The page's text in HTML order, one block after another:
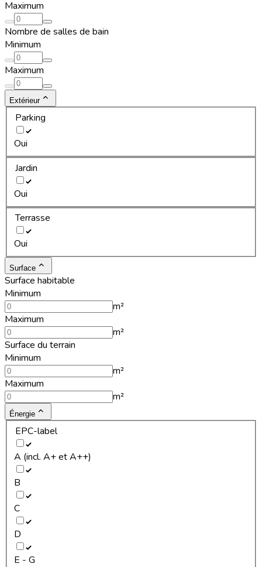
Maximum
Nombre de salles de bain
Minimum
Maximum
Extérieur
Parking
Oui
Jardin
Oui
Terrasse
Oui
Surface
Surface habitable
Minimum
m²
Maximum
m²
Surface du terrain
Minimum
m²
Maximum
m²
Énergie
EPC-label
A (incl. A+ et A++)
B
C
D
E - G